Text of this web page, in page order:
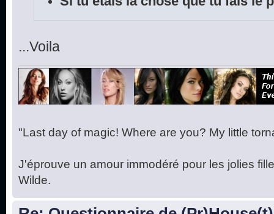
...Voila
"Last day of magic! Where are you? My little
J'éprouve un amour immodéré pour les jolies
Wilde.